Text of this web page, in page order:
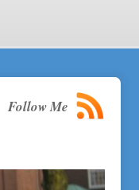
Follow Me